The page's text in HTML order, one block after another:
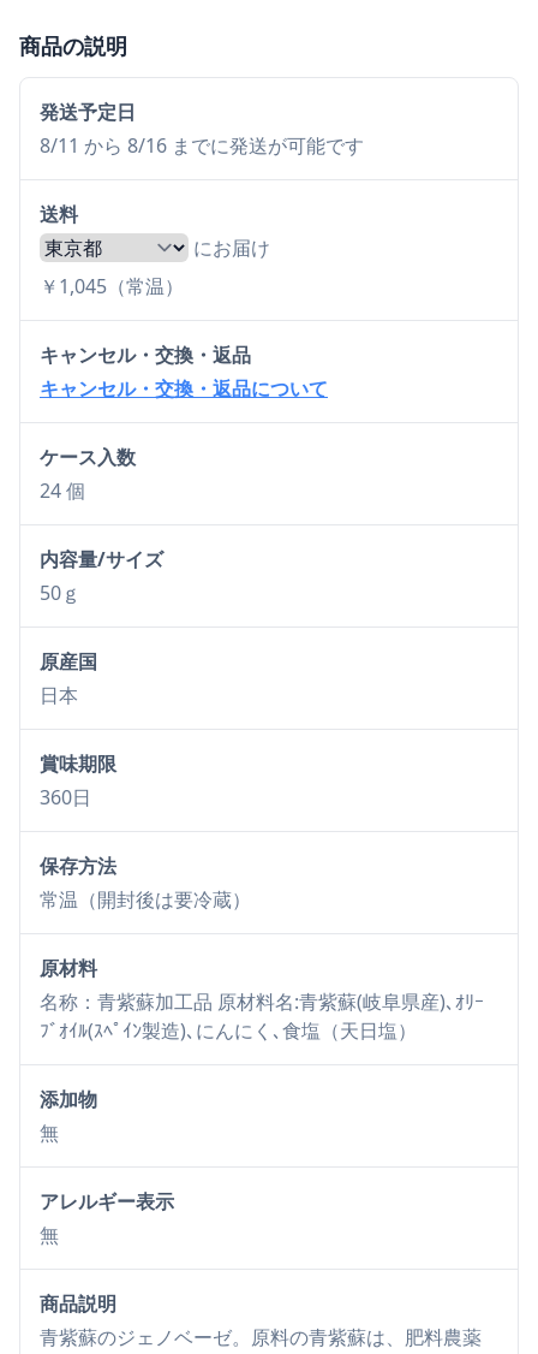
商品の説明
発送予定日
8/11 から 8/16 までに発送が可能です
送料
にお届け
￥1,045（常温）
キャンセル・交換・返品
キャンセル・交換・返品について
ケース入数
24 個
内容量/サイズ
50ｇ
原産国
日本
賞味期限
360日
保存方法
常温（開封後は要冷蔵）
原材料
名称：青紫蘇加工品 原材料名:青紫蘇(岐阜県産)､ｵﾘｰ
ﾌﾞｵｲﾙ(ｽﾍﾟｲﾝ製造)､にんにく､食塩（天日塩）
添加物
無
アレルギー表示
無
商品説明
青紫蘇のジェノベーゼ。原料の青紫蘇は、肥料農薬